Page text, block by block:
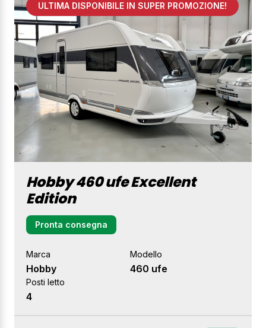
ULTIMA DISPONIBILE IN SUPER PROMOZIONE!
Hobby 460 ufe Excellent
Edition
Pronta consegna
Marca
Hobby
Modello
460 ufe
Posti letto
4